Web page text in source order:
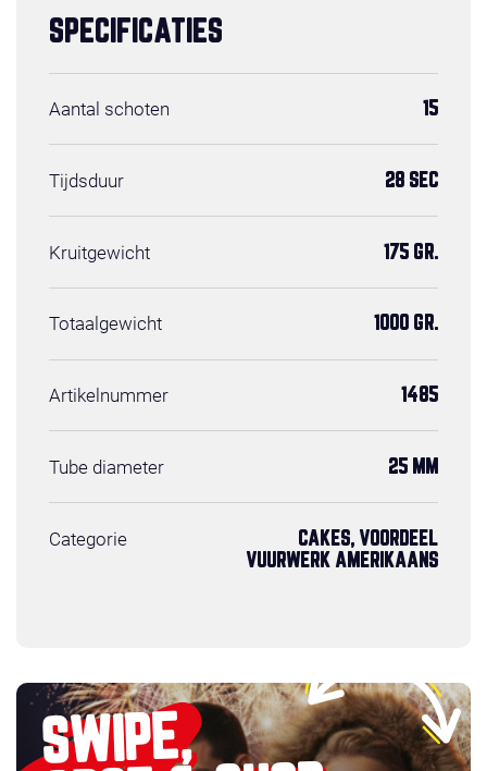
SPECIFICATIES
Aantal schoten 15
Tijdsduur 28 SEC
Kruitgewicht 175 GR.
Totaalgewicht 1000 GR.
Artikelnummer 1485
Tube diameter 25 MM
Categorie
CAKES, VOORDEEL
VUURWERK AMERIKAANS
SWIPE,